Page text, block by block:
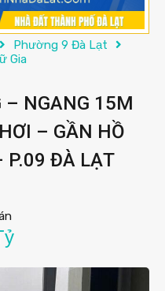
Phường 9 Đà Lạt
Gia
– NGANG 15M
– GẦN HỒ
P.09 ĐÀ LẠT